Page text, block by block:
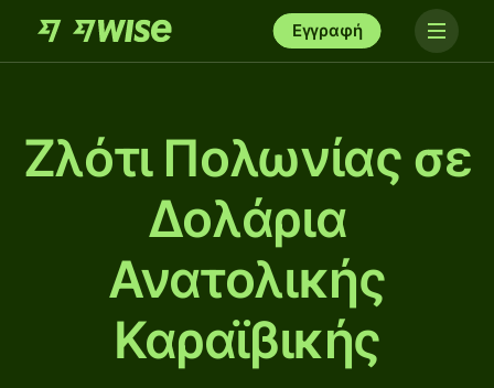
Εγγραφή
Ζλότι Πολωνίας σε
Δολάρια
Ανατολικής
Καραϊβικής